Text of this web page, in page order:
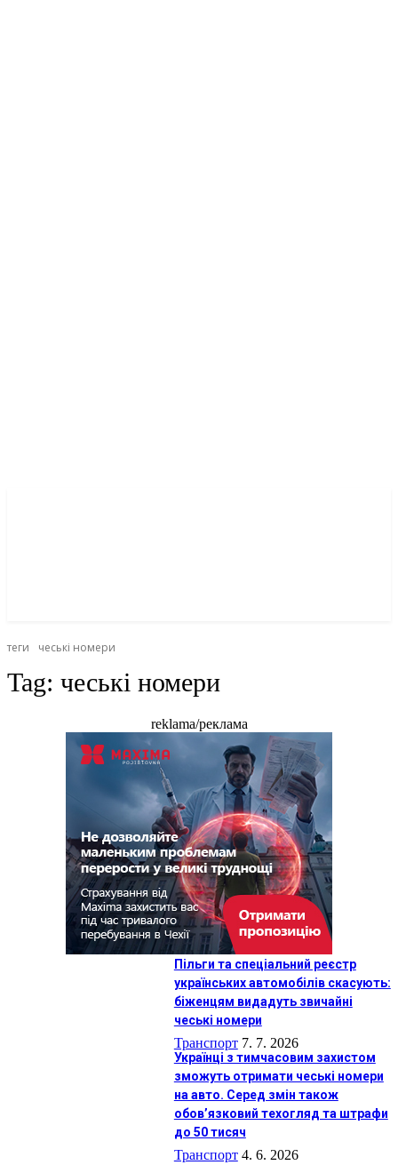
теги чеські номери
Tag: чеські номери
reklama/реклама
Пільги та спеціальний реєстр
українських автомобілів скасують:
біженцям видадуть звичайні
чеські номери
Транспорт 7. 7. 2026
Українці з тимчасовим захистом
зможуть отримати чеські номери
на авто. Серед змін також
обов’язковий техогляд та штрафи
до 50 тисяч
Транспорт 4. 6. 2026